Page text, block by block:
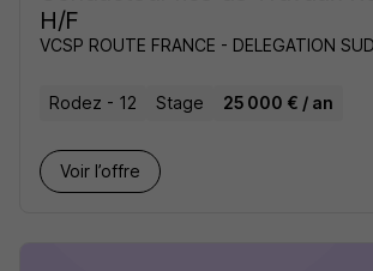
H/F
VCSP ROUTE FRANCE - DELEGATION
Rodez - 12 Stage 25 000 € / an
Voir l’offre